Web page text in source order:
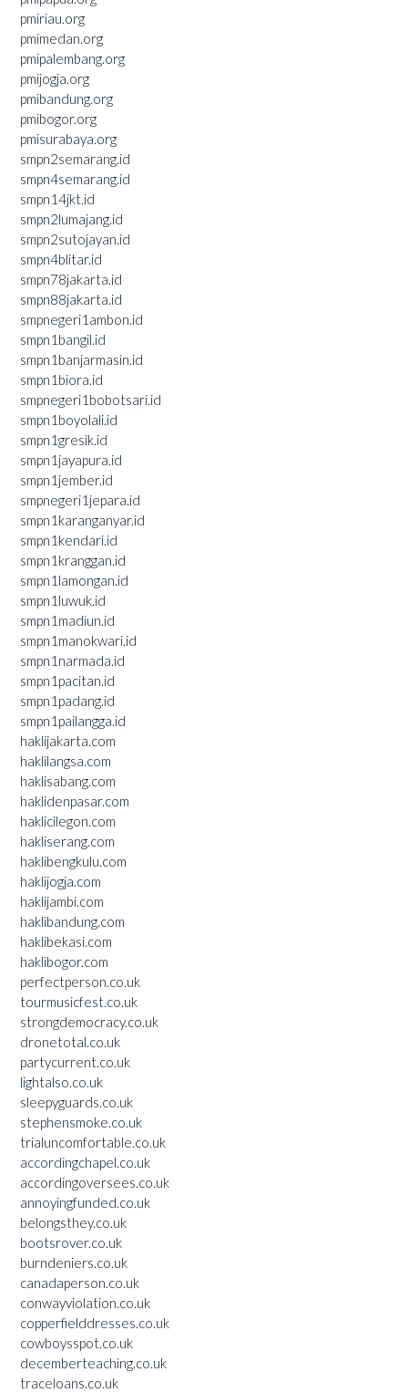
pmiriau.org
pmimedan.org
pmipalembang.org
pmijogja.org
pmibandung.org
pmibogor.org
pmisurabaya.org
smpn2semarang.id
smpn4semarang.id
smpn14jkt.id
smpn2lumajang.id
smpn2sutojayan.id
smpn4blitar.id
smpn78jakarta.id
smpn88jakarta.id
smpnegeri1ambon.id
smpn1bangil.id
smpn1banjarmasin.id
smpn1biora.id
smpnegeri1bobotsari.id
smpn1boyolali.id
smpn1gresik.id
smpn1jayapura.id
smpn1jember.id
smpnegeri1jepara.id
smpn1karanganyar.id
smpn1kendari.id
smpn1kranggan.id
smpn1lamongan.id
smpn1luwuk.id
smpn1madiun.id
smpn1manokwari.id
smpn1narmada.id
smpn1pacitan.id
smpn1padang.id
smpn1pailangga.id
haklijakarta.com
haklilangsa.com
haklisabang.com
haklidenpasar.com
haklicilegon.com
hakliserang.com
haklibengkulu.com
haklijogja.com
haklijambi.com
haklibandung.com
haklibekasi.com
haklibogor.com
perfectperson.co.uk
tourmusicfest.co.uk
strongdemocracy.co.uk
dronetotal.co.uk
partycurrent.co.uk
lightalso.co.uk
sleepyguards.co.uk
stephensmoke.co.uk
trialuncomfortable.co.uk
accordingchapel.co.uk
accordingoversees.co.uk
annoyingfunded.co.uk
belongsthey.co.uk
bootsrover.co.uk
burndeniers.co.uk
canadaperson.co.uk
conwayviolation.co.uk
copperfielddresses.co.uk
cowboysspot.co.uk
decemberteaching.co.uk
traceloans.co.uk